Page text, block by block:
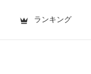
ランキング